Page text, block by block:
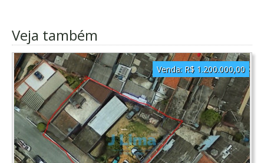
Veja também
Venda: R$ 1.200.000,00